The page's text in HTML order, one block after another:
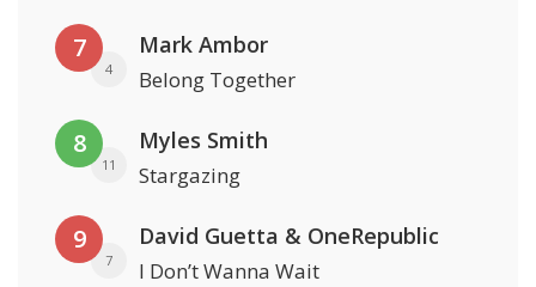
7
4
Mark Ambor
Belong Together
8
11
Myles Smith
Stargazing
9
7
David Guetta & OneRepublic
I Don’t Wanna Wait